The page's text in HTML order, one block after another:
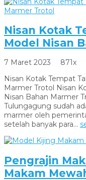
Nisan Kotak
Model Nisan
7 Maret 2023 871x
Nisan Kotak Tempat
Marmer Trotol Nisan
Nisan Bahan Marmer
Tulungagung sudah
marmer oleh
setelah banyak para...
Pengrajin
Makam